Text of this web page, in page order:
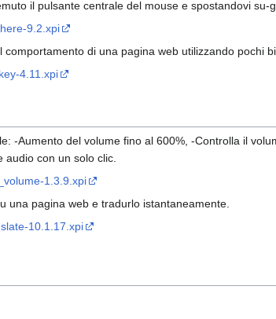
il pulsante centrale del mouse e spostandovi su-
9.2.xpi
di una pagina web utilizzando pochi
4.11.xpi
-Aumento del volume fino al 600%, -Controlla il
con un solo clic.
1.3.9.xpi
una pagina web e tradurlo istantaneamente.
10.1.17.xpi